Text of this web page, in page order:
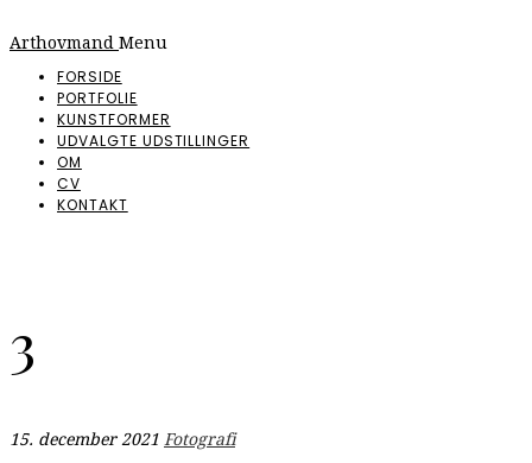
Arthovmand Menu
FORSIDE
PORTFOLIE
KUNSTFORMER
UDVALGTE UDSTILLINGER
OM
CV
KONTAKT
3
15. december 2021 Fotografi